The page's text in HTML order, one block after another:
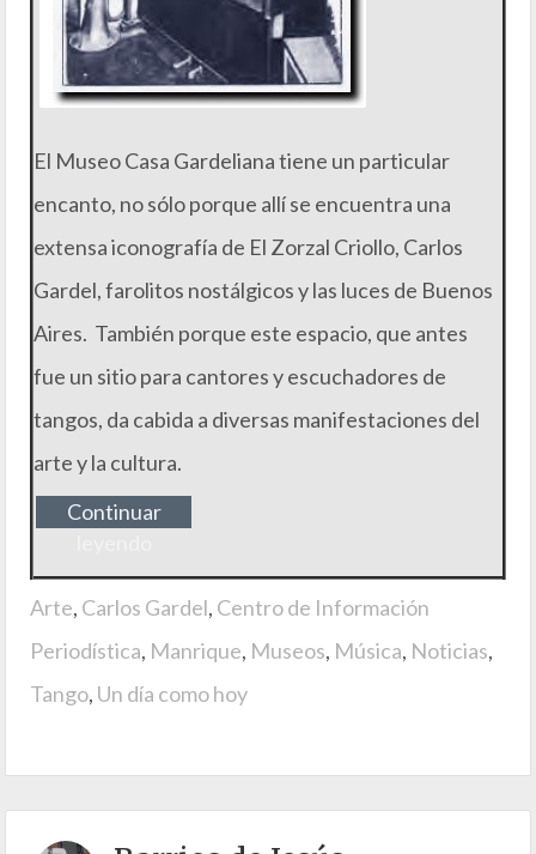
El Museo Casa Gardeliana tiene un particular
encanto, no sólo porque allí se encuentra una
extensa iconografía de El Zorzal Criollo, Carlos
Gardel, farolitos nostálgicos y las luces de Buenos
Aires. También porque este espacio, que antes
fue un sitio para cantores y escuchadores de
tangos, da cabida a diversas manifestaciones del
arte y la cultura.
Continuar
Arte, Carlos Gardel, Centro de Información
Periodística, Manrique, Museos, Música, Noticias,
Tango, Un día como hoy